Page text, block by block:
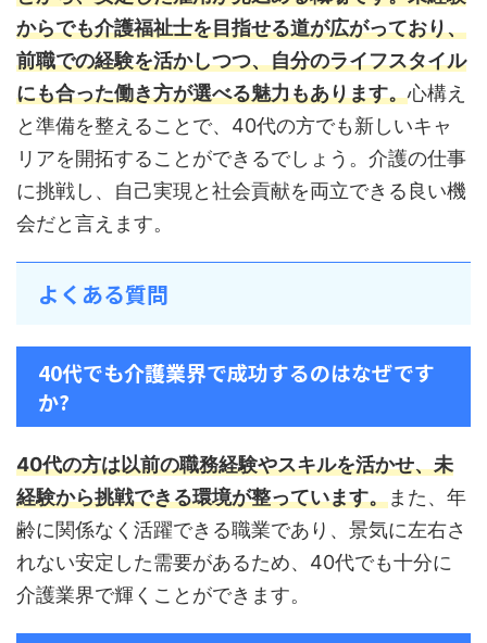
からでも介護福祉士を目指せる道が広がっており、
前職での経験を活かしつつ、自分のライフスタイル
にも合った働き方が選べる魅力もあります。心構え
と準備を整えることで、40代の方でも新しいキャ
リアを開拓することができるでしょう。介護の仕事
に挑戦し、自己実現と社会貢献を両立できる良い機
会だと言えます。
よくある質問
40代でも介護業界で成功するのはなぜです
か?
40代の方は以前の職務経験やスキルを活かせ、未
経験から挑戦できる環境が整っています。また、年
齢に関係なく活躍できる職業であり、景気に左右さ
れない安定した需要があるため、40代でも十分に
介護業界で輝くことができます。